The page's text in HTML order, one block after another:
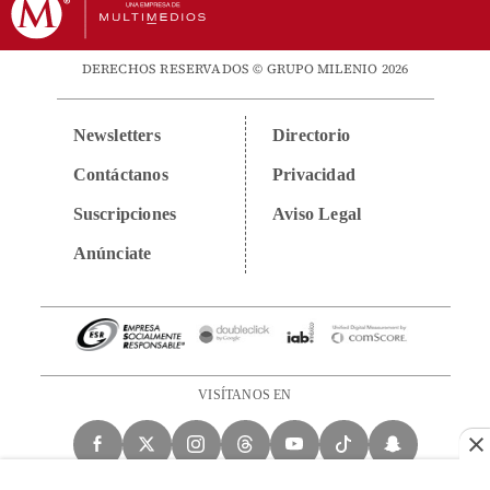
DERECHOS RESERVADOS © GRUPO MILENIO 2026
Newsletters
Contáctanos
Suscripciones
Anúnciate
Directorio
Privacidad
Aviso Legal
VISÍTANOS EN